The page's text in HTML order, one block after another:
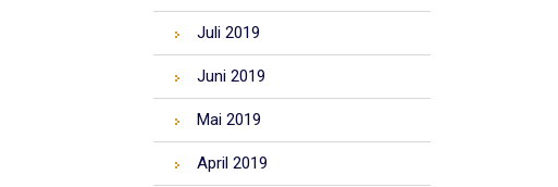
Juli 2019
Juni 2019
Mai 2019
April 2019